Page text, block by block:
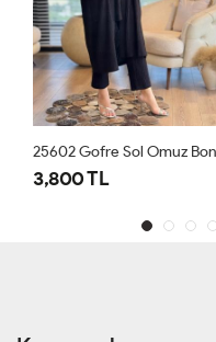
3,800 TL